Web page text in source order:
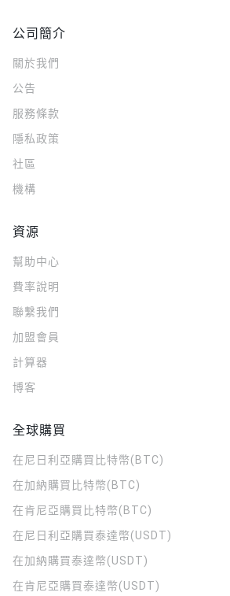
公司簡介
關於我們
公告
服務條款
隱私政策
社區
機構
資源
幫助中心
費率說明
聯繫我們
加盟會員
計算器
博客
全球購買
在尼日利亞購買比特幣(BTC)
在加納購買比特幣(BTC)
在肯尼亞購買比特幣(BTC)
在尼日利亞購買泰達幣(USDT)
在加納購買泰達幣(USDT)
在肯尼亞購買泰達幣(USDT)